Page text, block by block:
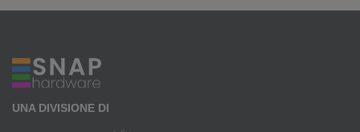
UNA DIVISIONE DI